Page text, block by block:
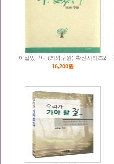
아살았구나 (죄와구원)-확신시리즈2
16,200원